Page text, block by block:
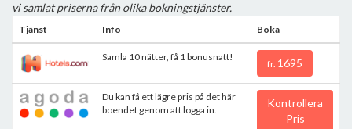
vi samlat priserna från olika bokningstjänster.
Tjänst Info Boka
Samla 10 nätter, få 1 bonusnatt!
fr. 1695
Du kan få ett lägre pris på det här
boendet genom att logga in.
Kontrollera
Pris